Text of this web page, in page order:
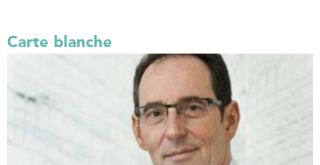
Carte blanche